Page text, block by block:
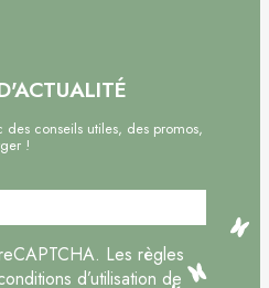
des conseils utiles, des promos,
!
Les règles
d’utilisation de